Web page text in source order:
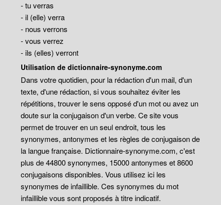
- tu verras
- il (elle) verra
- nous verrons
- vous verrez
- ils (elles) verront
Utilisation de dictionnaire-synonyme.com
Dans votre quotidien, pour la rédaction d'un mail, d'un
texte, d'une rédaction, si vous souhaitez éviter les
répétitions, trouver le sens opposé d'un mot ou avez un
doute sur la conjugaison d'un verbe. Ce site vous
permet de trouver en un seul endroit, tous les
synonymes, antonymes et les règles de conjugaison de
la langue française. Dictionnaire-synonyme.com, c'est
plus de 44800 synonymes, 15000 antonymes et 8600
conjugaisons disponibles. Vous utilisez ici les
synonymes de infaillible. Ces synonymes du mot
infaillible vous sont proposés à titre indicatif.